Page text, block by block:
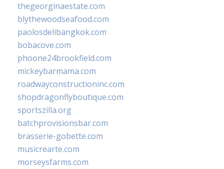
thegeorginaestate.com
blythewoodseafood.com
paolosdelibangkok.com
bobacove.com
phoone24brookfield.com
mickeybarmama.com
roadwayconstructioninc.com
shopdragonflyboutique.com
sportszilla.org
batchprovisionsbar.com
brasserie-gobette.com
musicrearte.com
morseysfarms.com